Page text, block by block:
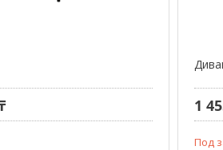
1
Под